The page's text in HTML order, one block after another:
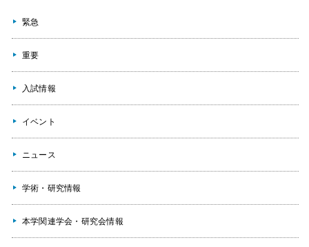
緊急
重要
入試情報
イベント
ニュース
学術・研究情報
本学関連学会・研究会情報